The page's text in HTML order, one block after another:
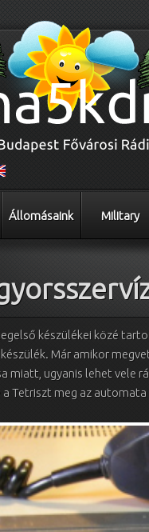
Állomásaink Military
készülékei közé
Már amikor
miatt, ugyanis lehet vele
Tetriszt meg az